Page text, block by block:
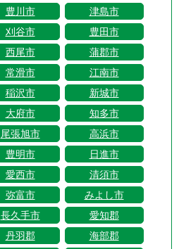
豊川市
津島市
刈谷市
豊田市
西尾市
蒲郡市
常滑市
江南市
稲沢市
新城市
大府市
知多市
尾張旭市
高浜市
豊明市
日進市
愛西市
清須市
弥富市
みよし市
長久手市
愛知郡
丹羽郡
海部郡